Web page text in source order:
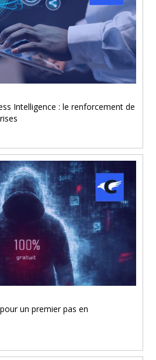
Intelligence : le renforcement de
un premier pas en